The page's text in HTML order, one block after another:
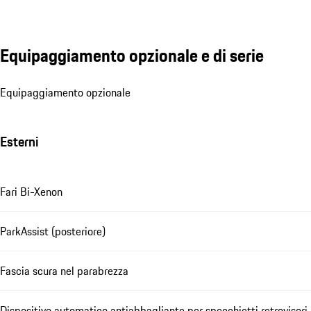
Equipaggiamento opzionale e di serie
Equipaggiamento opzionale
Esterni
Fari Bi-Xenon
ParkAssist (posteriore)
Fascia scura nel parabrezza